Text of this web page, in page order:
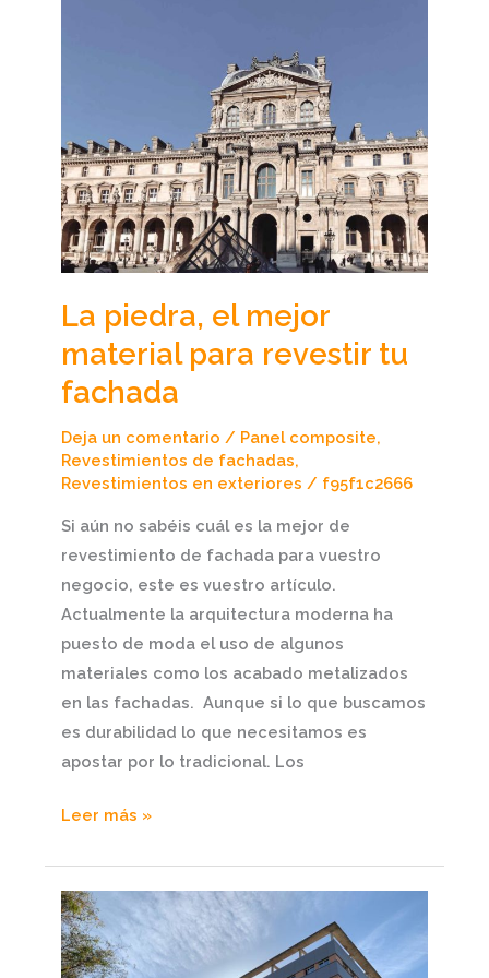
La piedra, el mejor
material para revestir tu
fachada
Deja un comentario / Panel composite,
Revestimientos de fachadas,
Revestimientos en exteriores / f95f1c2666
Si aún no sabéis cuál es la mejor de
revestimiento de fachada para vuestro
negocio, este es vuestro artículo.
Actualmente la arquitectura moderna ha
puesto de moda el uso de algunos
materiales como los acabado metalizados
en las fachadas. Aunque si lo que buscamos
es durabilidad lo que necesitamos es
apostar por lo tradicional. Los
para
revestir
tu
fachada
Leer más »
Datos
curiosos
que